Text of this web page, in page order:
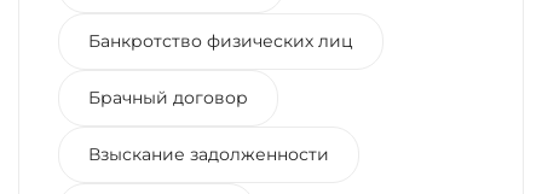
Банкротство физических лиц
Брачный договор
Взыскание задолженности